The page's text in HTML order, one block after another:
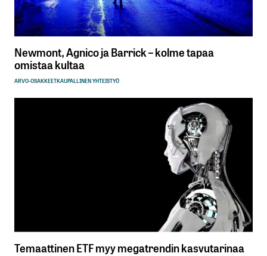
Newmont, Agnico ja Barrick – kolme tapaa
omistaa kultaa
ARVO-OSAKKEETKAUPALLINEN YHTEISTYÖ
Temaattinen ETF myy megatrendin kasvutarinaa